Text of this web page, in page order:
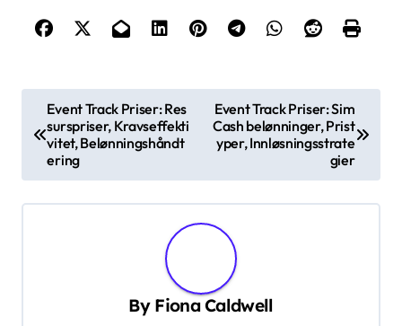
o
Event Track Priser: Res
surspriser, Kravseffekti
vitet, Belønningshåndt
ering
Event Track Priser: Sim
Cash belønninger, Prist
yper, Innløsningsstrate
gier
By Fiona Caldwell